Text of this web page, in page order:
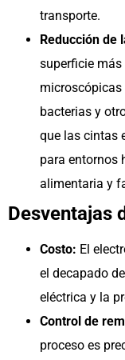
transporte.
Reducción de
superficie
microscópicas
bacterias y
que las cintas
para entornos
alimentaria y
Desventajas
Costo: El
el decapado
eléctrica y la
Control de
proceso es